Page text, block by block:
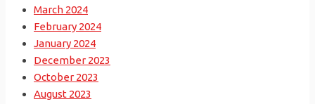
March 2024
February 2024
January 2024
December 2023
October 2023
August 2023